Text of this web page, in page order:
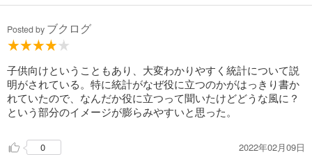
Posted by ブクログ
子供向けということもあり、大変わかりやすく統計について説
明がされている。特に統計がなぜ役に立つのかがはっきり書か
れていたので、なんだか役に立つって聞いたけどどうな風に？
という部分のイメージが膨らみやすいと思った。
0 2022年02月09日